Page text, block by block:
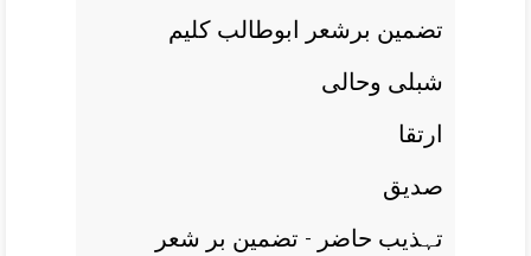
تضمين برشعر ابوطالب کليم
شبلی وحالی
ارتقا
صديق
تہذيب حاضر - تضمين بر شعر